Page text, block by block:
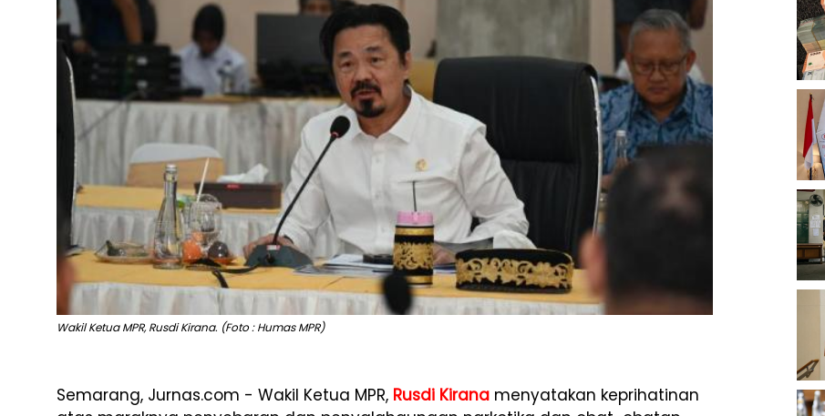
Wakil Ketua MPR, Rusdi Kirana. (Foto : Humas MPR)
Semarang, Jurnas.com - Wakil Ketua MPR, Rusdi Kirana menyatakan keprihatinan